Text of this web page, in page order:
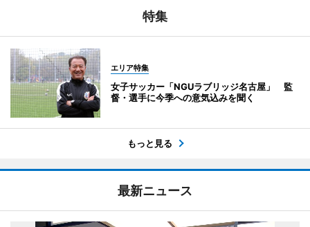
特集
エリア特集
女子サッカー「NGUラブリッジ名古屋」 監
督・選手に今季への意気込みを聞く
もっと見る
最新ニュース